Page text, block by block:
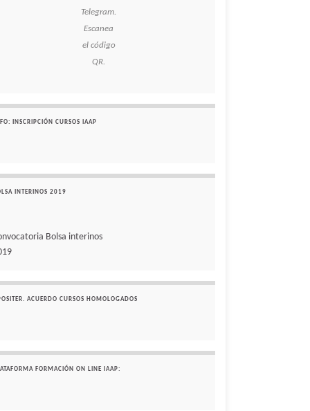
Telegram.
Escanea
el código
QR.
INSCRIPCIÓN CURSOS IAAP
INTERINOS 2019
Bolsa interinos
ACUERDO CURSOS HOMOLOGADOS
FORMACIÓN ON LINE IAAP: